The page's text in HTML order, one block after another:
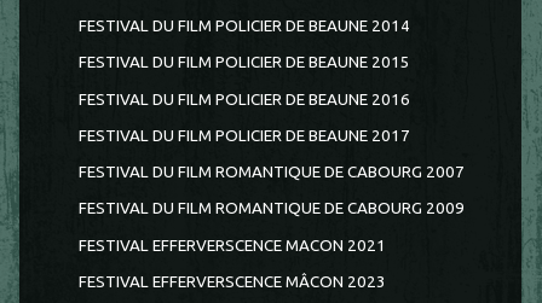
FESTIVAL DU FILM POLICIER DE BEAUNE 2014
FESTIVAL DU FILM POLICIER DE BEAUNE 2015
FESTIVAL DU FILM POLICIER DE BEAUNE 2016
FESTIVAL DU FILM POLICIER DE BEAUNE 2017
FESTIVAL DU FILM ROMANTIQUE DE CABOURG 2007
FESTIVAL DU FILM ROMANTIQUE DE CABOURG 2009
FESTIVAL EFFERVERSCENCE MACON 2021
FESTIVAL EFFERVERSCENCE MÂCON 2023